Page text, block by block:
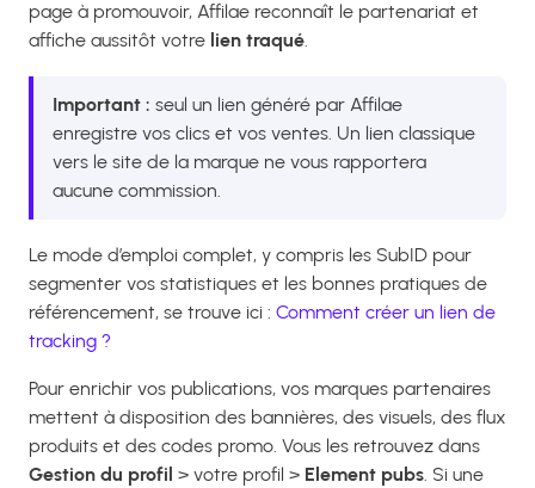
page à promouvoir, Affilae reconnaît le partenariat et
affiche aussitôt votre lien traqué.
Important : seul un lien généré par Affilae
enregistre vos clics et vos ventes. Un lien classique
vers le site de la marque ne vous rapportera
aucune commission.
Le mode d’emploi complet, y compris les SubID pour
segmenter vos statistiques et les bonnes pratiques de
référencement, se trouve ici : Comment créer un lien de
tracking ?
Pour enrichir vos publications, vos marques partenaires
mettent à disposition des bannières, des visuels, des flux
produits et des codes promo. Vous les retrouvez dans
Gestion du profil > votre profil > Element pubs. Si une